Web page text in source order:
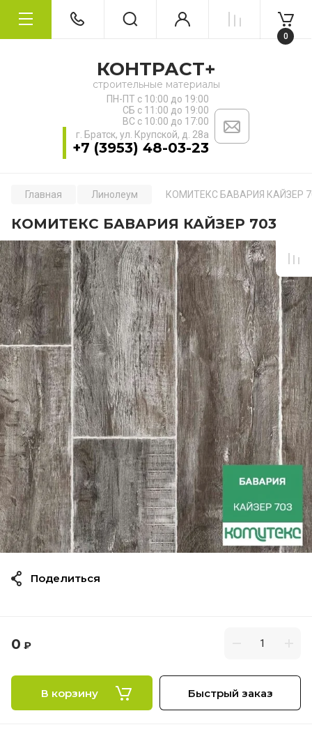
КОНТРАСТ+
строительные материалы
ПН-ПТ с 10:00 до 19:00
СБ с 11:00 до 19:00
ВС с 10:00 до 17:00
г. Братск, ул. ​Крупской, д. 28а
+7 (3953) 48-03-23
0
Главная Линолеум КОМИТЕКС БАВАРИЯ КАЙЗЕР
КОМИТЕКС БАВАРИЯ КАЙЗЕР 703
0 ₽
В корзину Быстрый заказ
Поделиться